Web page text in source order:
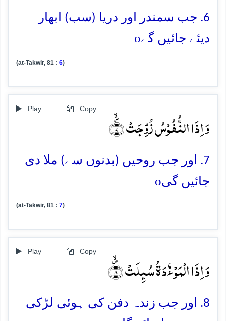
6. جب سمندر اور دریا (سب) ابھار
دیئے جائیں گےo
(at-Takwir, 81 : 6)
Play Copy
وَ اِذَا النُّفُوۡسُ زُوِّجَتۡ ۪ۙ﴿۷﴾
7. اور جب روحیں (بدنوں سے) ملا دی
جائیں گیo
(at-Takwir, 81 : 7)
Play Copy
وَ اِذَا الۡمَوۡءٗدَۃُ سُئِلَتۡ ۪ۙ﴿۸﴾
8. اور جب زندہ دفن کی ہوئی لڑکی